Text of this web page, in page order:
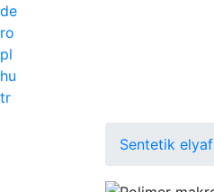
de
ro
pl
hu
tr
Sentetik elyaf